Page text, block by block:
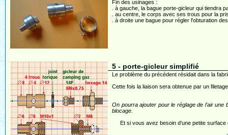
Fin des usinages :
. à gauche, la bague porte-gicleur qui tiendra
. au centre, le corps avec ses trous pour la
. à droite une bague pour régler l'obturation
5 - porte-gicleur simplifié
Le problème du précédent résidait dans la
Cette fois la liaison sera obtenue par un
On pourra ajouter pour le réglage de l'air
blocage.
Et si vous avez besoin d'une petite